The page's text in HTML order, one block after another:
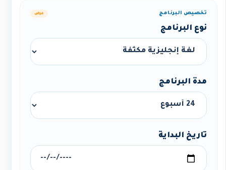
تخصيص البرنامج عرض
نوع البرنامج
مدة البرنامج
تاريخ البداية